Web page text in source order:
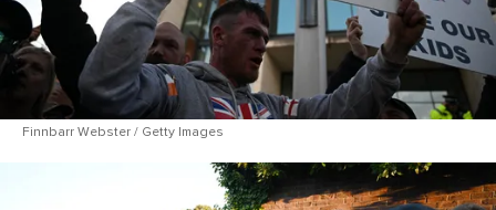
Finnbarr Webster / Getty Images